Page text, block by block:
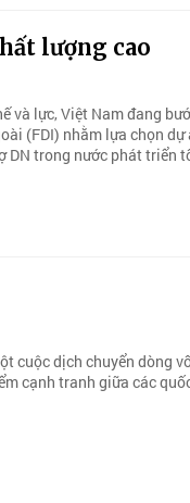
lượng cao
và lực, Việt Nam đang
(FDI) nhằm lựa chọn
DN trong nước phát triển
cuộc dịch chuyển dòng
cạnh tranh giữa các